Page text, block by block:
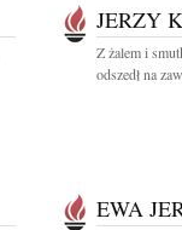
JERZY
Z żalem i
odszedł na
EWA